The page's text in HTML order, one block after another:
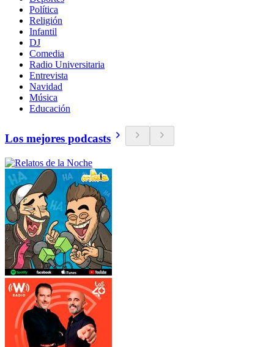
Política
Religión
Infantil
DJ
Comedia
Radio Universitaria
Entrevista
Navidad
Música
Educación
Los mejores podcasts